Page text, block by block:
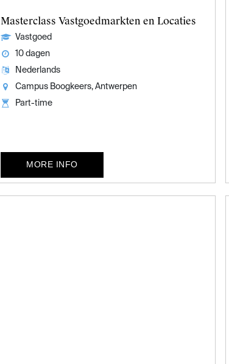
Masterclass Vastgoedmarkten en Locaties
Vastgoed
10 dagen
Nederlands
Campus Boogkeers, Antwerpen
Part-time
MORE INFO